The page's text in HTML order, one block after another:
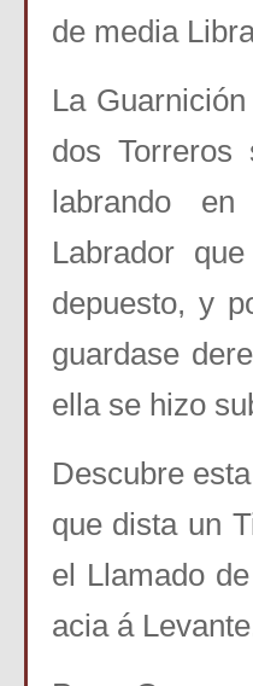
de media
La
dos Torreros
labrando
Labrador
depuesto, y
guardase
ella se hizo
Descubre
que dista un
el Llamado
acia á